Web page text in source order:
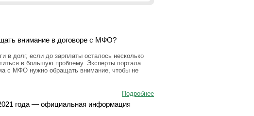
внимание в договоре с МФО?
в долг, если до зарплаты осталось несколько
в большую проблему. Эксперты портала
с МФО нужно обращать внимание, чтобы не
Подробнее
года — официальная информация